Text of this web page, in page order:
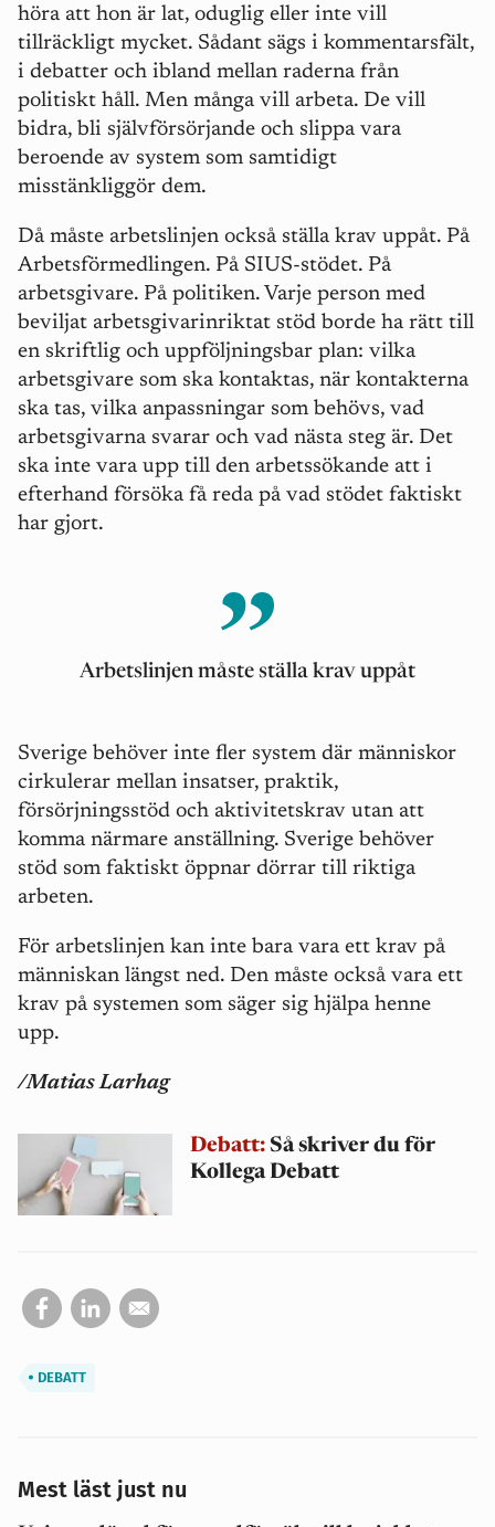
höra att hon är lat, oduglig eller inte vill
tillräckligt mycket. Sådant sägs i kommentarsfält,
i debatter och ibland mellan raderna från
politiskt håll. Men många vill arbeta. De vill
bidra, bli självförsörjande och slippa vara
beroende av system som samtidigt
misstänkliggör dem.
Då måste arbetslinjen också ställa krav uppåt. På
Arbetsförmedlingen. På SIUS-stödet. På
arbetsgivare. På politiken. Varje person med
beviljat arbetsgivarinriktat stöd borde ha rätt till
en skriftlig och uppföljningsbar plan: vilka
arbetsgivare som ska kontaktas, när kontakterna
ska tas, vilka anpassningar som behövs, vad
arbetsgivarna svarar och vad nästa steg är. Det
ska inte vara upp till den arbetssökande att i
efterhand försöka få reda på vad stödet faktiskt
har gjort.
Arbetslinjen måste ställa krav uppåt
Sverige behöver inte fler system där människor
cirkulerar mellan insatser, praktik,
försörjningsstöd och aktivitetskrav utan att
komma närmare anställning. Sverige behöver
stöd som faktiskt öppnar dörrar till riktiga
arbeten.
För arbetslinjen kan inte bara vara ett krav på
människan längst ned. Den måste också vara ett
krav på systemen som säger sig hjälpa henne
upp.
/Matias Larhag
Debatt: Så skriver du för
Kollega Debatt
DEBATT
Mest läst just nu